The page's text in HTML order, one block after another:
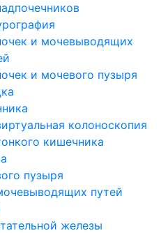
и мочевыводящих
и мочевого пузыря
колоноскопия
кишечника
пузыря
путей
железы